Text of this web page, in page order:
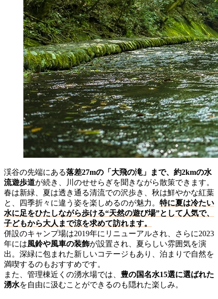
渓谷の先端にある落差27mの「大飛の滝」まで、約2kmの水
流遊歩道が続き、川のせせらぎを聞きながら散策できます。
春は新緑、夏は透き通る清流での沢歩き、秋は鮮やかな紅葉
と、四季折々に違う姿を楽しめるのが魅力。 特に夏は冷たい
水に足をひたしながら歩ける“天然の遊び場”として人気で、
子どもから大人まで涼を求めて訪れます。
併設のキャンプ場は2019年にリニューアルされ、さらに2023
年には風鈴や風車の装飾が設置され、夏らしい雰囲気を演
出。深緑に包まれた新しいコテージもあり、泊まりで自然を
満喫するのもおすすめです。
また、管理棟近くの湧水場では、 豊の国名水15選に選ばれた
湧水を自由に汲むことができるのも隠れた楽しみ。